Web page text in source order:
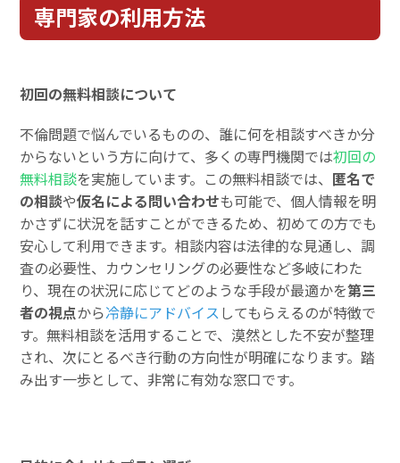
専門家の利用方法
初回の無料相談について
不倫問題で悩んでいるものの、誰に何を相談すべきか分
からないという方に向けて、多くの専門機関では初回の
無料相談を実施しています。この無料相談では、 匿名で
の相談や仮名による問い合わせも可能で、個人情報を明
かさずに状況を話すことができるため、初めての方でも
安心して利用できます。相談内容は法律的な見通し、調
査の必要性、カウンセリングの必要性など多岐にわた
り、現在の状況に応じてどのような手段が最適かを第三
者の視点から冷静にアドバイス してもらえるのが特徴で
す。無料相談を活用することで、漠然とした不安が整理
され、次にとるべき行動の方向性が明確になります。踏
み出す一歩として、非常に有効な窓口です。